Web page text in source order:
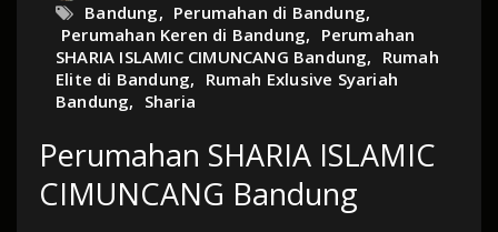
Bandung, Perumahan di Bandung,
Perumahan Keren di Bandung, Perumahan
SHARIA ISLAMIC CIMUNCANG Bandung, Rumah
Elite di Bandung, Rumah Exlusive Syariah
Bandung, Sharia
Perumahan SHARIA ISLAMIC
CIMUNCANG Bandung